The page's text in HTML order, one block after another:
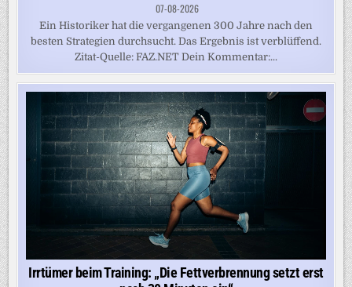
07-08-2026
Ein Historiker hat die vergangenen 300 Jahre nach den
besten Strategien durchsucht. Das Ergebnis ist verblüffend.
Zitat-Quelle: FAZ.NET Dein Kommentar:...
Irrtümer beim Training: „Die Fettverbrennung setzt erst